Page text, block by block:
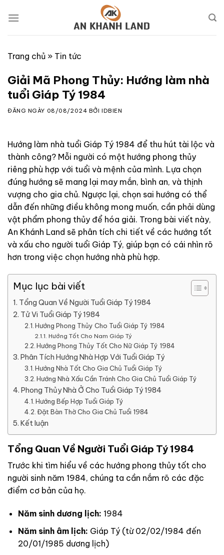
Trang chủ » Tin tức
Giải Mã Phong Thủy: Hướng làm nhà
tuổi Giáp Tý 1984
ĐĂNG NGÀY 08/08/2024 BỞIIDBIEN
Hướng làm nhà tuổi Giáp Tý 1984 để thu hút tài lộc và
thành công? Mỗi người có một hướng phong thủy
riêng phù hợp với tuổi và mệnh của mình. Lựa chọn
đúng hướng sẽ mang lại may mắn, bình an, và thịnh
vượng cho gia chủ. Ngược lại, chọn sai hướng có thể
dẫn đến những điều không mong muốn, cần phải dùng
vật phẩm phong thủy để hóa giải. Trong bài viết này,
An Khánh Land sẽ phân tích chi tiết về các hướng tốt
và xấu cho người tuổi Giáp Tý, giúp bạn có cái nhìn rõ
hơn trong việc chọn hướng nhà phù hợp.
Mục lục bài viết
Tổng Quan Về Người Tuổi Giáp Tý 1984
Tử Vi Tuổi Giáp Tý 1984
Hướng Phong Thủy Cho Tuổi Giáp Tý 1984
Hướng Tốt Cho Nam Giáp Tý
Hướng Phong Thủy Tốt Cho Nữ Giáp Tý 1984
Phân Tích Hướng Nhà Hợp Với Tuổi Giáp Tý
Hướng Nhà Tốt Cho Gia Chủ Tuổi Giáp Tý
Hướng Nhà Xấu Cần Tránh Cho Gia Chủ Tuổi Giáp Tý
Phong Thủy Nhà Ở Cho Tuổi Giáp Tý 1984
Hướng Bếp Hợp Tuổi Giáp Tý
Đặt Bàn Thờ Cho Gia Chủ Tuổi 1984
Kết luận
Tổng Quan Về Người Tuổi Giáp Tý 1984
Trước khi tìm hiểu về các hướng phong thủy tốt cho
người sinh năm 1984, chúng ta cần nắm rõ các đặc
điểm cơ bản của họ.
Năm sinh dương lịch: 1984
Năm sinh âm lịch: Giáp Tý (từ 02/02/1984 đến
20/01/1985 dương lịch)